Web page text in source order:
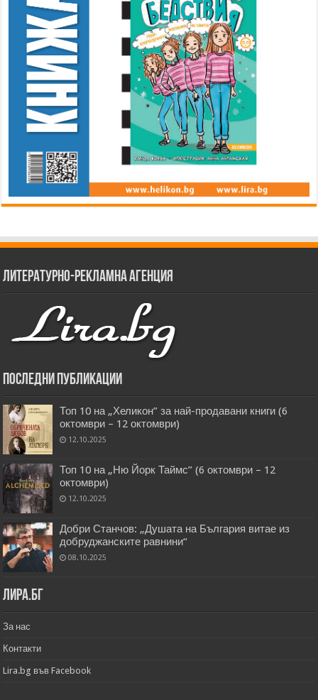
Литературно-рекламна агенция
Последни публикации
Топ 10 на „Хеликон” за най-продавани книги (6
октомври – 12 октомври)
12.10.2025
Топ 10 на „Ню Йорк Таймс” (6 октомври – 12
октомври)
12.10.2025
Добри Станчов: „Душата на България витае из
добруджанските равнини“
08.10.2025
Лира.бг
За нас
Контакти
Lira.bg във Facebook